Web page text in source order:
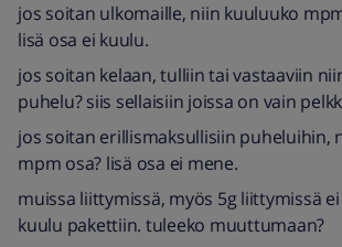
jos soitan ulkomaille, niin kuuluuko
lisä osa ei kuulu.
jos soitan kelaan, tulliin tai vastaaviin
puhelu? siis sellaisiin joissa on vain
jos soitan erillismaksullisiin puheluihin,
mpm osa? lisä osa ei mene.
muissa liittymissä, myös 5g liittymissä
kuulu pakettiin. tuleeko muuttumaan?